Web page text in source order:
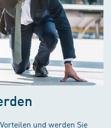
und werden Sie